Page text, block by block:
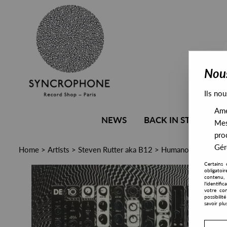
NEWS BACK IN STOCK
Home > Artists > Steven Rutter aka B12 > Humanoid , Erik
Ils
Certains
contenu,
votre
savoir